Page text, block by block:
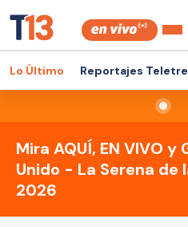
Lo Último Reportajes
Mira AQUÍ, EN VIVO y
Unido - La Serena de
2026